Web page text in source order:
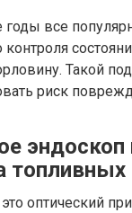
годы все
контроля
Такой
риск
топливных
оптический